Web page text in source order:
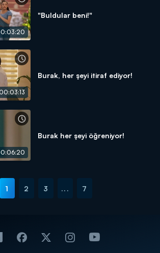
"Buldular beni!"
Burak, her şeyi itiraf ediyor!
Burak her şeyi öğreniyor!
1 2 3 ... 7